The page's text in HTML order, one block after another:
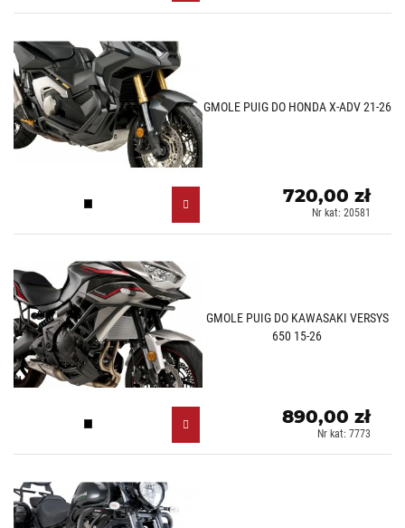
GMOLE PUIG DO HONDA X-ADV 21-26
Czarny (N)
720,00 zł
Nr kat: 20581
GMOLE PUIG DO KAWASAKI VERSYS
650 15-26
Czarny (N)
890,00 zł
Nr kat: 7773